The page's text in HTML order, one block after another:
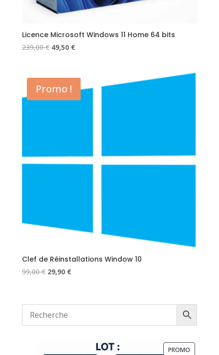
Licence Microsoft Windows 11 Home 64 bits
239,00€ Le
était :
239,00 €.
49,50 €Le
est :
49,50 €.
Promo !
Clef de Réinstallations Window 10
99,00€ Le
était :
99,00 €.
29,90 €Le
est :
PROMO